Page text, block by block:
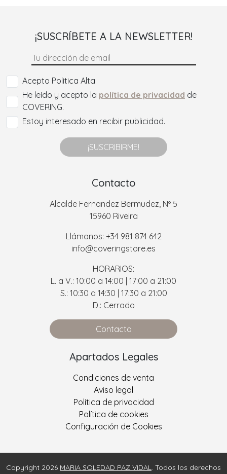
¡SUSCRÍBETE A LA NEWSLETTER!
Acepto Politica Alta
He leído y acepto la política de privacidad de
COVERING.
Estoy interesado en recibir publicidad.
¡SUSCRIBIRME!
Contacto
Alcalde Fernandez Bermudez, Nº 5
15960 Riveira
Llámanos: +34 981 874 642
info@coveringstore.es
HORARIOS:
L. a V.: 10:00 a 14:00 | 17:00 a 21:00
S.: 10:30 a 14:30 | 17:30 a 21:00
D.: Cerrado
Contacta
Apartados Legales
Condiciones de venta
Aviso legal
Política de privacidad
Política de cookies
Configuración de Cookies
Copyright 2026 MARIA SOLEDAD PAZ VIDAL . Todos los derechos